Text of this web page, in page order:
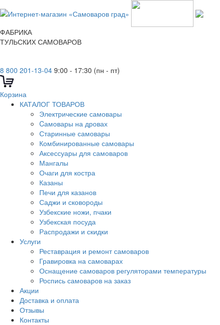
ФАБРИКА
ТУЛЬСКИХ САМОВАРОВ
8 800 201-13-04 9:00 - 17:30 (пн - пт)
Корзина
КАТАЛОГ ТОВАРОВ
Электрические самовары
Cамовары на дровах
Старинные самовары
Комбинированные самовары
Аксессуары для самоваров
Мангалы
Очаги для костра
Казаны
Печи для казанов
Саджи и сковороды
Узбекские ножи, пчаки
Узбекская посуда
Распродажи и скидки
Услуги
Реставрация и ремонт самоваров
Гравировка на самоварах
Оснащение самоваров регуляторами температуры
Роспись самоваров на заказ
Акции
Доставка и оплата
Отзывы
Контакты